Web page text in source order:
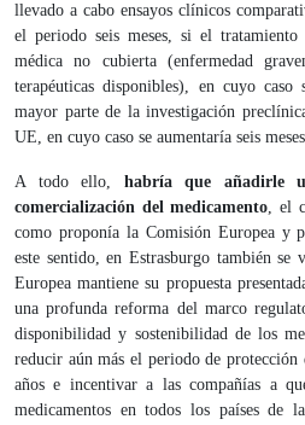
llevado a cabo ensayos clínicos
el periodo seis meses, si el tratamiento
médica no cubierta (enfermedad
terapéuticas disponibles), en cuyo
mayor parte de la investigación
UE, en cuyo caso se aumentaría seis
A todo ello, habría que añadirle
comercialización del medicamento, el
como proponía la Comisión Europea y
este sentido, en Estrasburgo también
Europea mantiene su propuesta
una profunda reforma del marco
disponibilidad y sostenibilidad de los
reducir aún más el periodo de protección
años e incentivar a las compañías a
medicamentos en todos los países de